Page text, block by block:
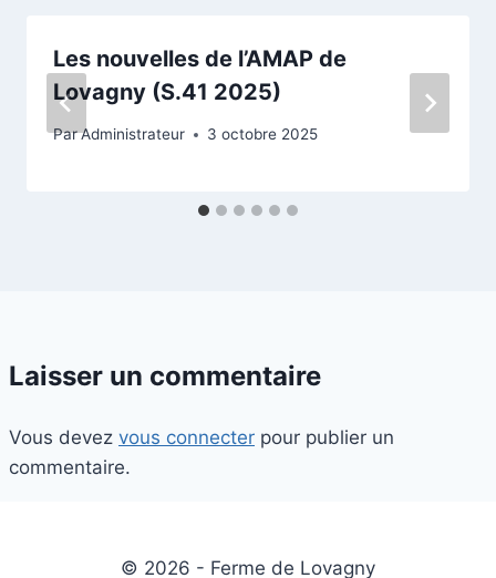
Les nouvelles de l’AMAP de
Lovagny (S.41 2025)
ParAdministrateur 3 octobre 2025
Laisser un commentaire
Vous devez vous connecter pour publier un
commentaire.
© 2026 - Ferme de Lovagny